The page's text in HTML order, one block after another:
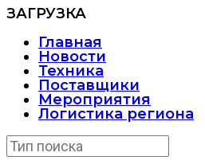
ЗАГРУЗКА
Главная
Новости
Техника
Поставщики
Мероприятия
Логистика региона